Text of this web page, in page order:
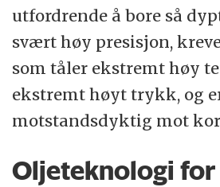
utfordrende å bore så
svært høy presisjon,
som tåler ekstremt høy
ekstremt høyt trykk, og
motstandsdyktig mot
Oljeteknologi